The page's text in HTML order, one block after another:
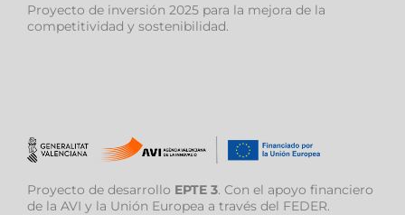
Proyecto de inversión 2025 para la mejora de la
competitividad y sostenibilidad.
Proyecto de desarrollo EPTE 3. Con el apoyo financiero
de la AVI y la Unión Europea a través del FEDER.